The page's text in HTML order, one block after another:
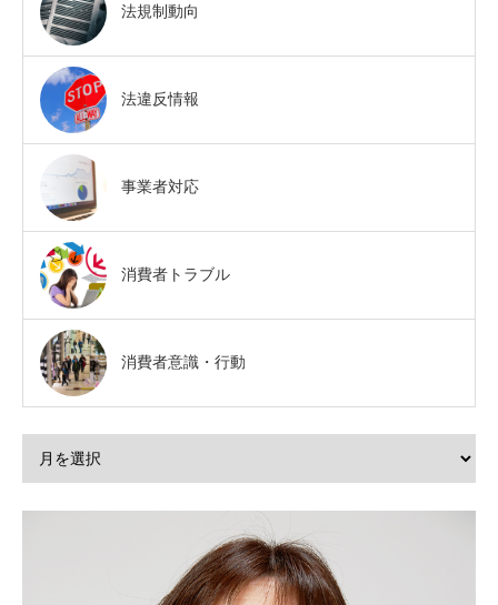
法規制動向
法違反情報
事業者対応
消費者トラブル
消費者意識・行動